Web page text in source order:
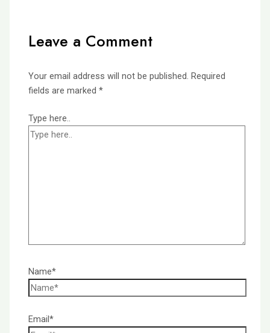
Leave a Comment
Your email address will not be published. Required
fields are marked*
Type here..
Name*
Email*